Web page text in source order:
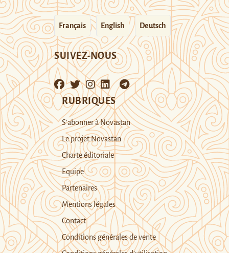
Français English Deutsch
SUIVEZ-NOUS
RUBRIQUES
S’abonner à Novastan
Le projet Novastan
Charte éditoriale
Equipe
Partenaires
Mentions légales
Contact
Conditions générales de vente